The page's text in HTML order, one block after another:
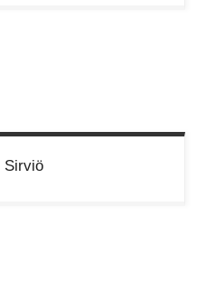
Sirviö